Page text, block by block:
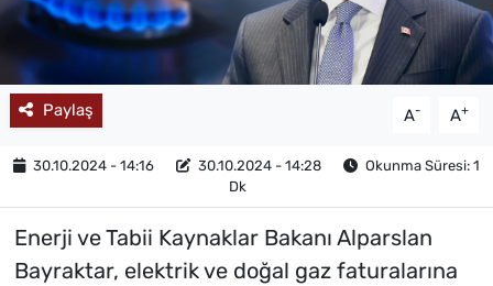
Paylaş A- A+
30.10.2024 - 14:16 30.10.2024 - 14:28
Okunma Süresi: 1
Dk
Enerji ve Tabii Kaynaklar Bakanı Alparslan
Bayraktar, elektrik ve doğal gaz faturalarına